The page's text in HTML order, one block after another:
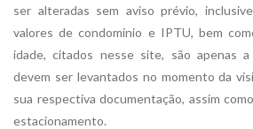
ser alteradas sem aviso prévio,
valores de condomínio e IPTU, bem
idade, citados nesse site, são apenas
devem ser levantados no momento da
sua respectiva documentação, assim
estacionamento.